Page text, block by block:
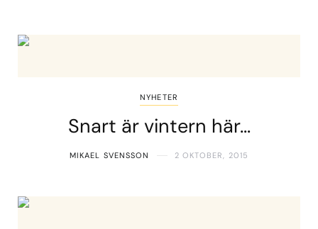
NYHETER
Snart är vintern här…
MIKAEL SVENSSON 2 OKTOBER, 2015